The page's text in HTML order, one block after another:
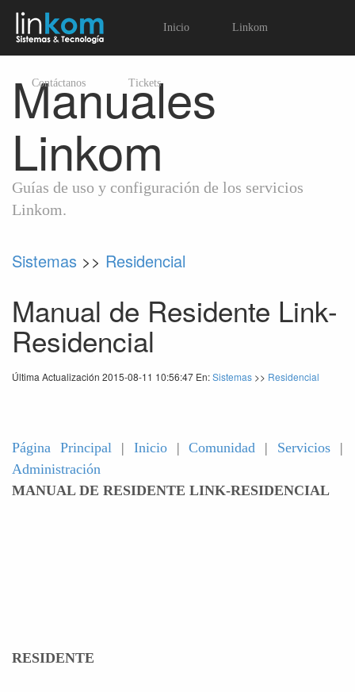
Inicio Linkom
Contáctanos Tickets
Manuales
Linkom
Guías de uso y configuración de los servicios
Linkom.
Sistemas >> Residencial
Manual de Residente Link-
Residencial
Última Actualización 2015-08-11 10:56:47 En:Sistemas >> Residencial
Página Principal| Inicio|Comunidad | Servicios |
Administración
MANUAL DE RESIDENTE LINK-RESIDENCIAL
RESIDENTE